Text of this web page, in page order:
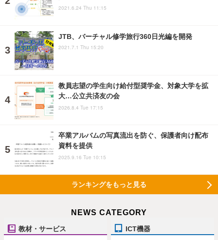
2021.6.24 Thu 11:15
JTB、バーチャル修学旅行360日光編を開発
2021.7.1 Thu 15:20
教員志望の学生向け給付型奨学金、対象大学を拡
大…公立共済友の会
2026.8.4 Tue 17:15
卒業アルバムの写真流出を防ぐ、保護者向け配布
資料を提供
2025.9.16 Tue 10:15
ランキングをもっと見る
NEWS CATEGORY
教材・サービス ICT機器